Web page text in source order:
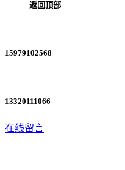
返回顶部
15979102568
13320111066
在线留言